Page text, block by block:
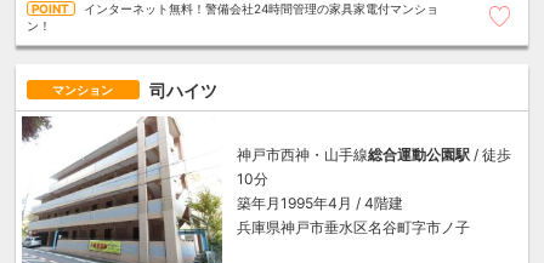
インターネット無料！警備会社24時間管理の家具家電付マンショ
ン！
マンション 司ハイツ
神戸市西神・山手線総合運動公園駅 / 徒歩
10分
築年月1995年4月 / 4階建
兵庫県神戸市垂水区名谷町字市ノ子